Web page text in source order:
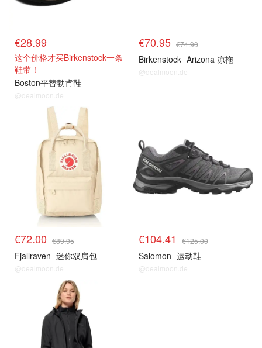
€28.99
这个价格才买Birkenstock一条
鞋带！
Boston平替勃肯鞋
@dealmoon.de
€70.95 €74.90
Birkenstock Arizona 凉拖
@dealmoon.de
€72.00 €89.95
Fjallraven 迷你双肩包
@dealmoon.de
€104.41 €125.00
Salomon 运动鞋
@dealmoon.de